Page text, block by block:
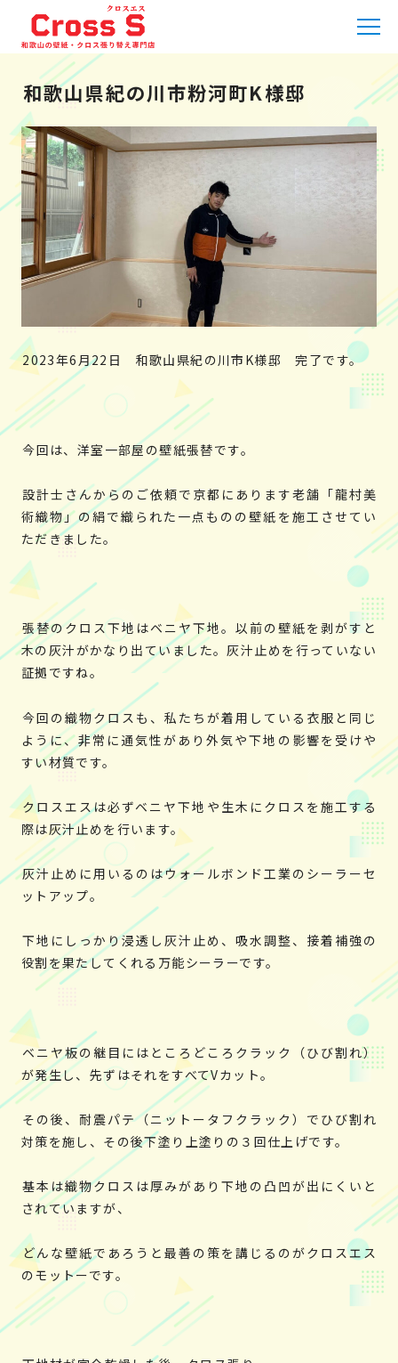
HOME»施工実績»和歌山県紀の川市粉河町K様邸
和歌山県紀の川市粉河町K様邸
2023年6月22日 和歌山県紀の川市K様邸 完了です。
今回は、洋室一部屋の壁紙張替です。
設計士さんからのご依頼で京都にあります老舗「龍村美
術織物」の絹で織られた一点ものの壁紙を施工させてい
ただきました。
張替のクロス下地はベニヤ下地。以前の壁紙を剥がすと
木の灰汁がかなり出ていました。灰汁止めを行っていない
証拠ですね。
今回の織物クロスも、私たちが着用している衣服と同じ
ように、非常に通気性があり外気や下地の影響を受けや
すい材質です。
クロスエスは必ずベニヤ下地や生木にクロスを施工する
際は灰汁止めを行います。
灰汁止めに用いるのはウォールボンド工業のシーラーセ
ットアップ。
下地にしっかり浸透し灰汁止め、吸水調整、接着補強の
役割を果たしてくれる万能シーラーです。
ベニヤ板の継目にはところどころクラック（ひび割れ）
が発生し、先ずはそれをすべてVカット。
その後、耐震パテ（ニットータフクラック）でひび割れ
対策を施し、その後下塗り上塗りの３回仕上げです。
基本は織物クロスは厚みがあり下地の凸凹が出にくいと
されていますが、
どんな壁紙であろうと最善の策を講じるのがクロスエス
のモットーです。